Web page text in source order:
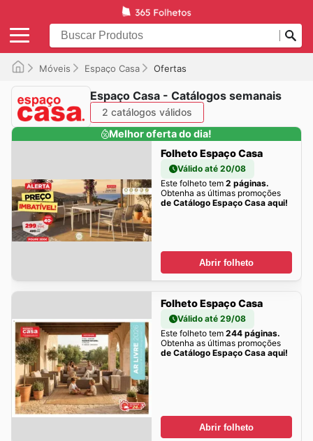
Móveis Espaço Casa Ofertas
Espaço Casa - Catálogos semanais
2 catálogos válidos
Melhor oferta do dia!
Folheto Espaço Casa
Válido até 20/08
Este folheto tem 2 páginas.
Obtenha as últimas promoções
de Catálogo Espaço Casa aqui!
Abrir folheto
Folheto Espaço Casa
Válido até 29/08
Este folheto tem 244 páginas.
Obtenha as últimas promoções
de Catálogo Espaço Casa aqui!
Abrir folheto